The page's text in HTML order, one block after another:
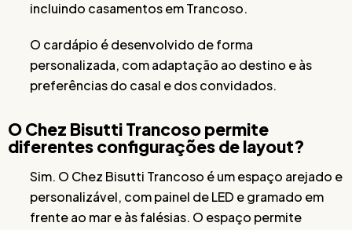
incluindo casamentos em Trancoso.
O cardápio é desenvolvido de forma
personalizada, com adaptação ao destino e às
preferências do casal e dos convidados.
O Chez Bisutti Trancoso permite
diferentes configurações de layout?
Sim. O Chez Bisutti Trancoso é um espaço arejado e
personalizável, com painel de LED e gramado em
frente ao mar e às falésias. O espaço permite